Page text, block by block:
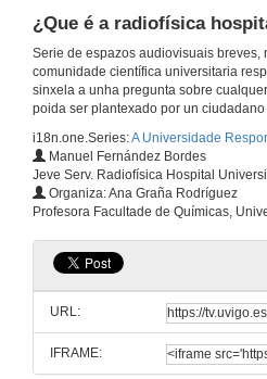
¿Que é a radiofísica
Serie de espazos audiovisuais breves,
comunidade científica universitaria
sinxela a unha pregunta sobre
poida ser plantexado por un
i18n.one.Series:A Universidade
Manuel Fernández Bordes
Jeve Serv. Radiofísica Hospital
Organiza: Ana Graña Rodríguez
Profesora Facultade de Químicas,
URL:
IFRAME: